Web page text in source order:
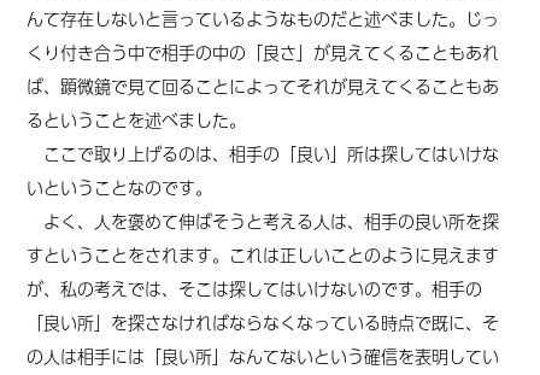
んて存在しないと言っているようなものだと述べました。じっ
くり付き合う中で相手の中の「良さ」が見えてくることもあれ
ば、顕微鏡で見て回ることによってそれが見えてくることもあ
るということを述べました。
ここで取り上げるのは、相手の「良い」所は探してはいけな
いということなのです。
よく、人を褒めて伸ばそうと考える人は、相手の良い所を探
すということをされます。これは正しいことのように見えます
が、私の考えでは、そこは探してはいけないのです。相手の
「良い所」を探さなければならなくなっている時点で既に、そ
の人は相手には「良い所」なんてないという確信を表明してい